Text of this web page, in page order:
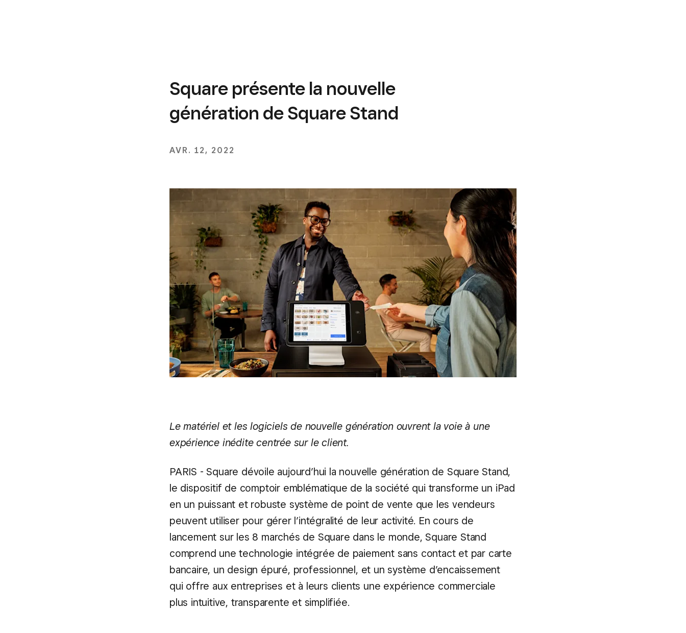
Square présente la nouvelle
génération de Square Stand
AVR. 12, 2022
Le matériel et les logiciels de nouvelle génération ouvrent la voie à une
expérience inédite centrée sur le client.
PARIS - Square dévoile aujourd’hui la nouvelle génération de Square Stand,
le dispositif de comptoir emblématique de la société qui transforme un iPad
en un puissant et robuste système de point de vente que les vendeurs
peuvent utiliser pour gérer l’intégralité de leur activité. En cours de
lancement sur les 8 marchés de Square dans le monde, Square Stand
comprend une technologie intégrée de paiement sans contact et par carte
bancaire, un design épuré, professionnel, et un système d’encaissement
qui offre aux entreprises et à leurs clients une expérience commerciale
plus intuitive, transparente et simplifiée.